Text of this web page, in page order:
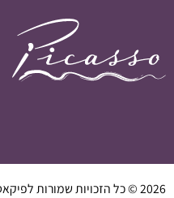
2026 © כל הזכויות שמורות לפיקאסו